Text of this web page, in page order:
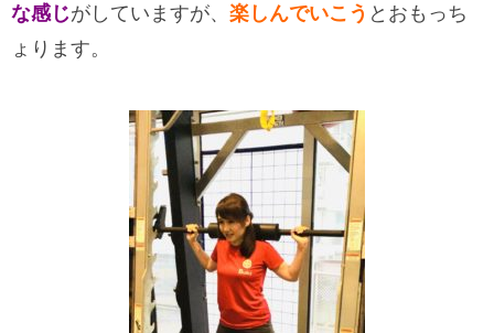
な感じがしていますが、 楽しんでいこう とおもっち
ょります。